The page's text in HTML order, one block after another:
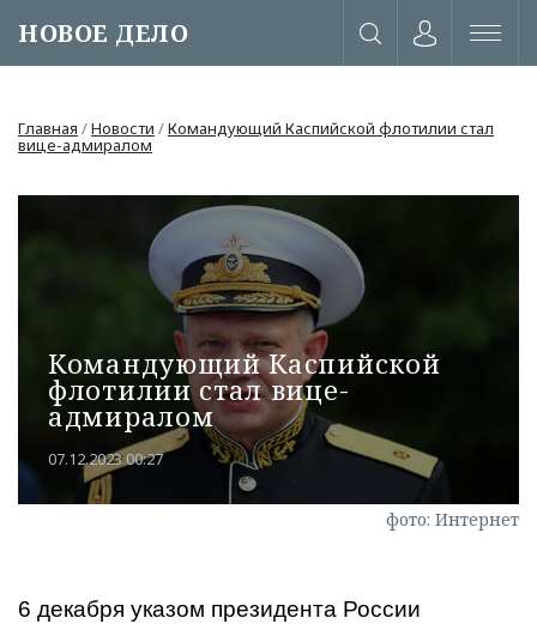
НОВОЕ ДЕЛО
или через соц. сети
Главная /Новости /Командующий Каспийской флотилии стал
вице-адмиралом
Командующий Каспийской
флотилии стал вице-
адмиралом
07.12.2023 00:27
фото: Интернет
6 декабря указом президента России